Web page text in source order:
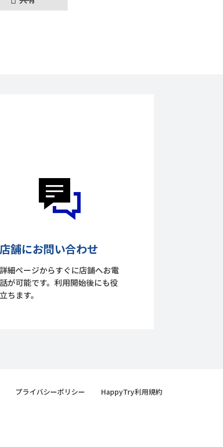
舗にお問い合わせ
細ページからすぐに店舗へお電
が可能です。利用開始後にも役
ちます。
プライバシーポリシー HappyTry利用規約